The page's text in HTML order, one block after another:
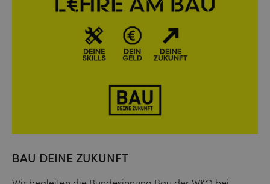
BAU DEINE ZUKUNFT